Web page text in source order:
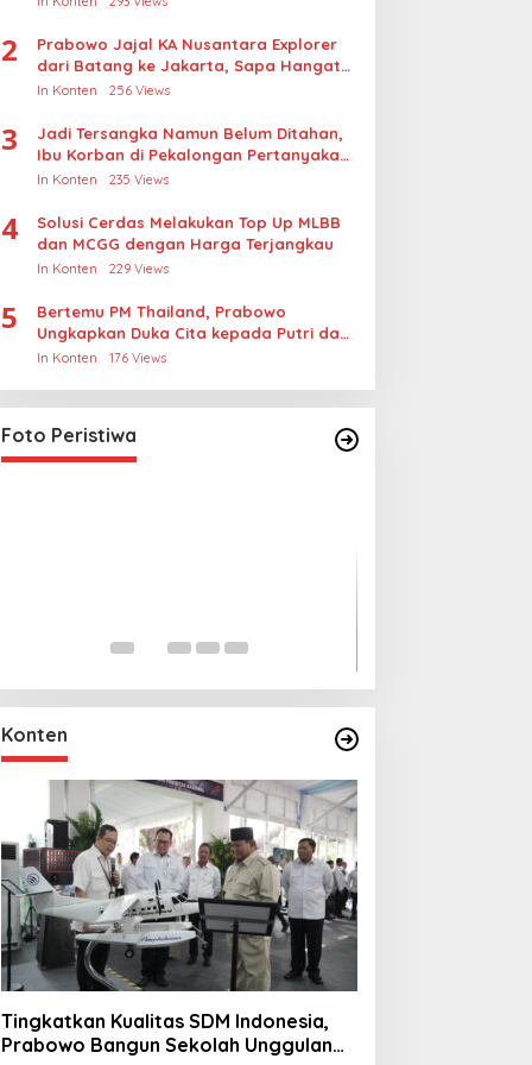
2
Prabowo Jajal KA Nusantara Explorer
dari Batang ke Jakarta, Sapa Hangat
Warga
In Konten 256 Views
3
Jadi Tersangka Namun Belum Ditahan,
Ibu Korban di Pekalongan Pertanyakan
Keseriusan Polisi Tangani Kasus
In Konten 235 Views
4
Solusi Cerdas Melakukan Top Up MLBB
dan MCGG dengan Harga Terjangkau
In Konten 229 Views
5
Bertemu PM Thailand, Prabowo
Ungkapkan Duka Cita kepada Putri dan
Selamat Ulang Tahun ke Raja Thailand
In Konten 176 Views
Foto Peristiwa
Gabungan dan Penembakan
Senjata Khusus TNI
In Foto Peristiwa |
Konten
Tingkatkan Kualitas SDM Indonesia,
Prabowo Bangun Sekolah Unggulan